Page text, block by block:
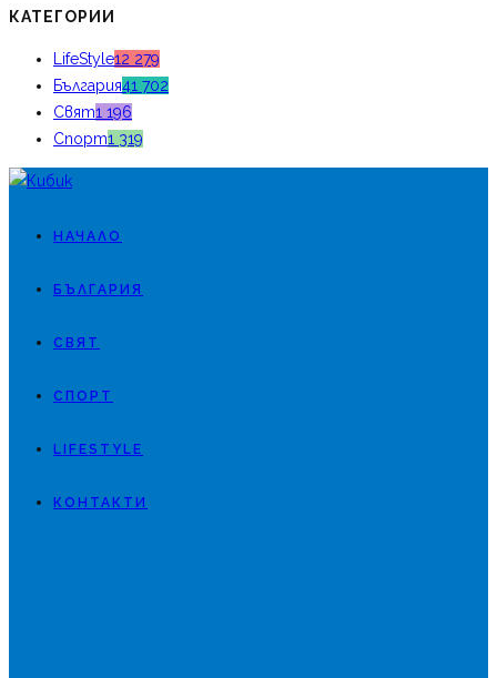
КАТЕГОРИИ
LifeStyle12 279
България41 702
Свят1 196
Спорт1 319
НАЧАЛО
БЪЛГАРИЯ
СВЯТ
СПОРТ
LIFESTYLE
КОНТАКТИ